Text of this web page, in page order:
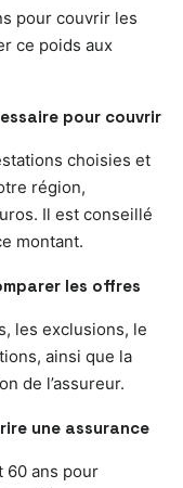
pour couvrir les
ce poids aux
pour couvrir
choisies et
région,
Il est conseillé
montant.
les offres
les exclusions, le
ainsi que la
de l’assureur.
une assurance
60 ans pour